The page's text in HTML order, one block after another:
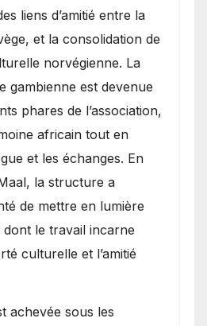
liens d’amitié entre la
et la consolidation de
norvégienne. La
gambienne est devenue
phares de l’association,
africain tout en
et les échanges. En
la structure a
de mettre en lumière
le travail incarne
culturelle et l’amitié
achevée sous les